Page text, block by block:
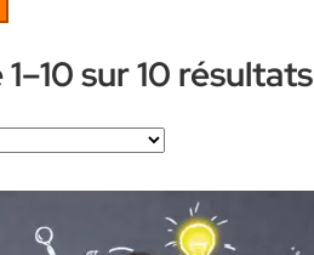
sur 10 résultats